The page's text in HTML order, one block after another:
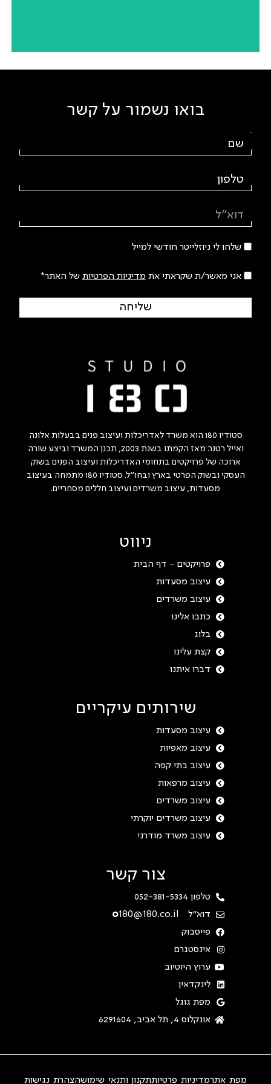
Wellness center
גלילות | יזם פרטי | מרכז Wellness
בואו נשמור על קשר
שלחו לי ניוזלייטר חודשי למייל
אני מאשר/ת שקראתי את מדיניות הפרטיות של האתר*
שליחה
סטודיו 180 הוא משרד לאדריכלות ועיצוב פנים בבעלות אלונה
ואייל רטנר. מאז הקמתו בשנת 2003, תכנן המשרד וביצע שורה
ארוכה של פרויקטים בתחומי האדריכלות ועיצוב הפנים בשוק
העסקי ובשוק הפרטי בארץ ובחו"ל. סטודיו 180 מתמחה בעיצוב
מסעדות, עיצוב משרדים ועיצוב חללים מסחריים.
ניווט
פרויקטים - דף הבית
עיצוב מסעדות
עיצוב משרדים
כתבו אלינו
בלוג
קצת עלינו
דברו איתנו
שירותים עיקריים
עיצוב מסעדות
עיצוב מאפיות
עיצוב בתי קפה
עיצוב מרפאות
עיצוב משרדים
עיצוב משרדים יוקרתי
עיצוב משרד מודרני
צור קשר
טלפון 052-381-5334
דוא"ל
o180@180.co.il
פייסבוק
אינסטגרם
ערוץ היוטיוב
לינקדאין
מפת גוגל
אונקלוס 4, תל אביב, 6291604
מפת אתרמדיניות פרטיותתקנון ותנאי שימושהצהרת נגישות